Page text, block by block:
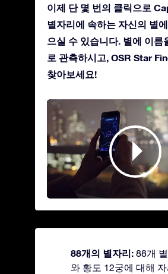
이제 단 몇 번의 클릭으로
별자리에 속하는 자신의 별
으실 수 있습니다. 별에 이름
로 관측하시고, OSR Star
찾아보세요!
88개의 별자리: 88개
와 황도 12궁에 대해 자